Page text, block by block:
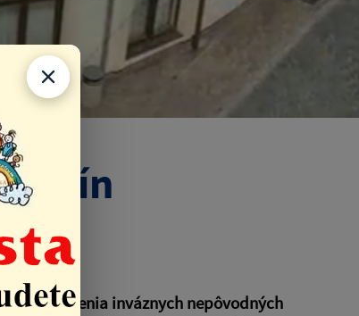
a šírenia inváznych nepôvodných